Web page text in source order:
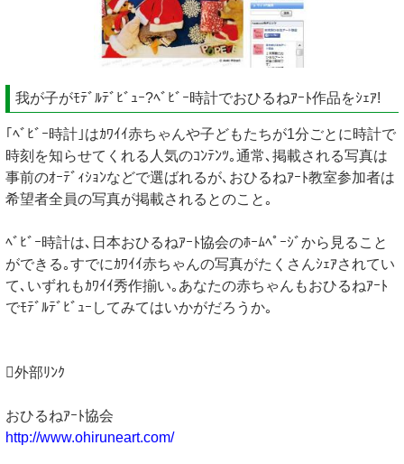
我が子がﾓﾃﾞﾙﾃﾞﾋﾞｭｰ?ﾍﾞﾋﾞｰ時計でおひるねｱｰﾄ作品をｼｪｱ!
｢ﾍﾞﾋﾞｰ時計｣はｶﾜｲｲ赤ちゃんや子どもたちが1分ごとに時計で
時刻を知らせてくれる人気のｺﾝﾃﾝﾂ｡通常､掲載される写真は
事前のｵｰﾃﾞｨｼｮﾝなどで選ばれるが､おひるねｱｰﾄ教室参加者は
希望者全員の写真が掲載されるとのこと｡
ﾍﾞﾋﾞｰ時計は､日本おひるねｱｰﾄ協会のﾎｰﾑﾍﾟｰｼﾞから見ること
ができる｡すでにｶﾜｲｲ赤ちゃんの写真がたくさんｼｪｱされてい
て､いずれもｶﾜｲｲ秀作揃い｡あなたの赤ちゃんもおひるねｱｰﾄ
でﾓﾃﾞﾙﾃﾞﾋﾞｭｰしてみてはいかがだろうか｡
外部ﾘﾝｸ
おひるねｱｰﾄ協会
http://www.ohiruneart.com/